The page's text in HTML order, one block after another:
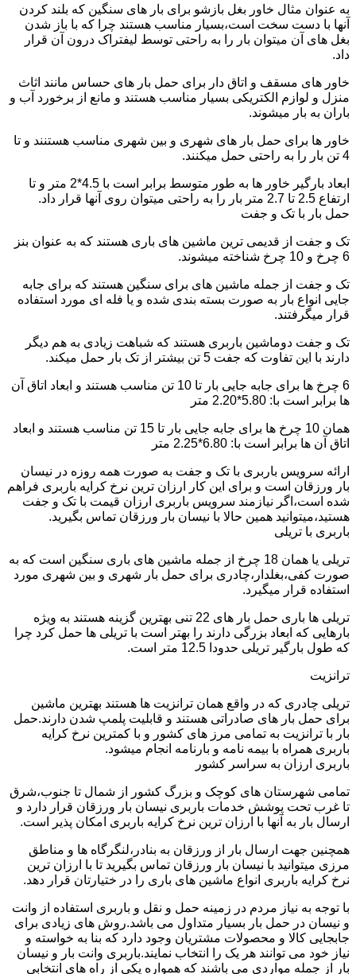
به عنوان مثال خاور بغل بازشو برای بار های سنگین که بلند کردن
آنها با دست سخت است،بسیار مناسب هستند چرا که با باز شدن
بغل های آن میتوان بار را به راحتی توسط لیفتراک درون آن قرار
داد.
خاور های مسقف و اتاق دار برای حمل بار های حساس مانند اثاث
منزل و لوازم الکتریکی بسیار مناسب هستند و مانع از برخورد آب و
باران به بار میشوند.
خاور ها برای حمل بار های شهری و بین شهری مناسب هستنند و تا
4 تن بار را به راحتی حمل میکنند.
ابعاد بارگیر خاور ها به طور متوسط برابر است با 4.5*2 متر و تا
ارتفاع 2.5 تا 2.7 متر بار را به راحتی میتوان روی آنها قرار داد.
حمل بار با تک و جفت
تک و جفت از قدیمی ترین ماشین های باری هستند که به عنوان بنز
6 چرخ و 10 چرخ شناخته میشوند.
تک و جفت از جمله ماشین های برای سنگین هستند که برای جابه
جایی انواع بار به صورت بسته بندی شده و یا فله ای مورد استفاده
قرار میگرفتند.
تک و جفت دوماشین باربری هستند که شباهت زیادی به هم دیگر
دارند با این تفاوت که جفت 5 تن بیشتر از تک بار حمل میکند.
6 چرخ ها برای جابه جایی بار تا 10 تن مناسب هستند و ابعاد اتاق آن
ها برابر است با: 5.80*2.20 متر
همان 10 چرخ ها برای جابه جایی بار تا 15 تن مناسب هستند و ابعاد
اتاق آن ها برابر است با: 6.80*2.25 متر
ارائه سرویس باربری با تک و جفت به صورت همه روزه در نیسان
بار ورزقان است و برای این کار ارزان ترین نرخ کرایه باربری فراهم
شده است،اگر نیازمند سرویس باربری ارزان قیمت با تک و جفت
هستید،میتوانید همین حالا با نیسان بار ورزقان تماس بگیرید.
باربری با تریلی
تریلی یا همان 18 چرخ از جمله ماشین های باری سنگین است که به
صورت کفی،بغلدار،چادری برای حمل بار شهری و بین شهری مورد
استفاده قرار میگیرد.
تریلی ها باری حمل بار های 22 تنی بهترین گزینه هستند به ویژه
بارهایی که ابعاد بزرگی دارند را بهتر است با تریلی ها حمل کرد چرا
که طول بارگیر تریلی حدودا 12.5 متر است.
ترانزیت
تریلی چادری که در واقع همان ترانزیت ها هستند بهترین ماشین
برای حمل بار های صادراتی هستند و قابلیت پلمپ شدن دارند.حمل
بار با ترانزیت به تمامی مرز های کشور و با کمترین نرخ کرایه
باربری همراه با بیمه نامه و بارنامه انجام میشود.
باربری ارزان به سراسر کشور
تمامی شهرستان های کوچک و بزرگ کشور از شمال تا جنوب،شرق
تا غرب تحت پوشش خدمات باربری نیسان بار ورزقان قرار دارد و
ارسال بار به آنها با ارزان ترین نرخ کرایه باربری امکان پذیر است.
همچنین جهت ارسال بار از ورزقان به بنادر،لنگرگاه ها و مناطق
مرزی میتوانید با نیسان بار ورزقان تماس بگیرید تا با ارزان ترین
نرخ کرایه باربری انواع ماشین های باری را در ختیارتان قرار دهد.
با توجه به نیاز مردم در زمینه حمل و نقل و باربری استفاده از وانت
و نیسان در حمل بار بسیار متداول می باشد.روش های زیادی برای
جابجایی کالا و محصولات مشتریان وجود دارد که بنا به خواسته و
نیاز خود می توانند هر یک را انتخاب نمایند.باربری وانت بار و نیسان
بار از جمله مواردی می باشند که همواره یکی از راه های انتخابی